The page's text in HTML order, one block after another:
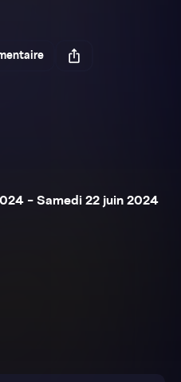
ios_share
- Samedi 22 juin 2024